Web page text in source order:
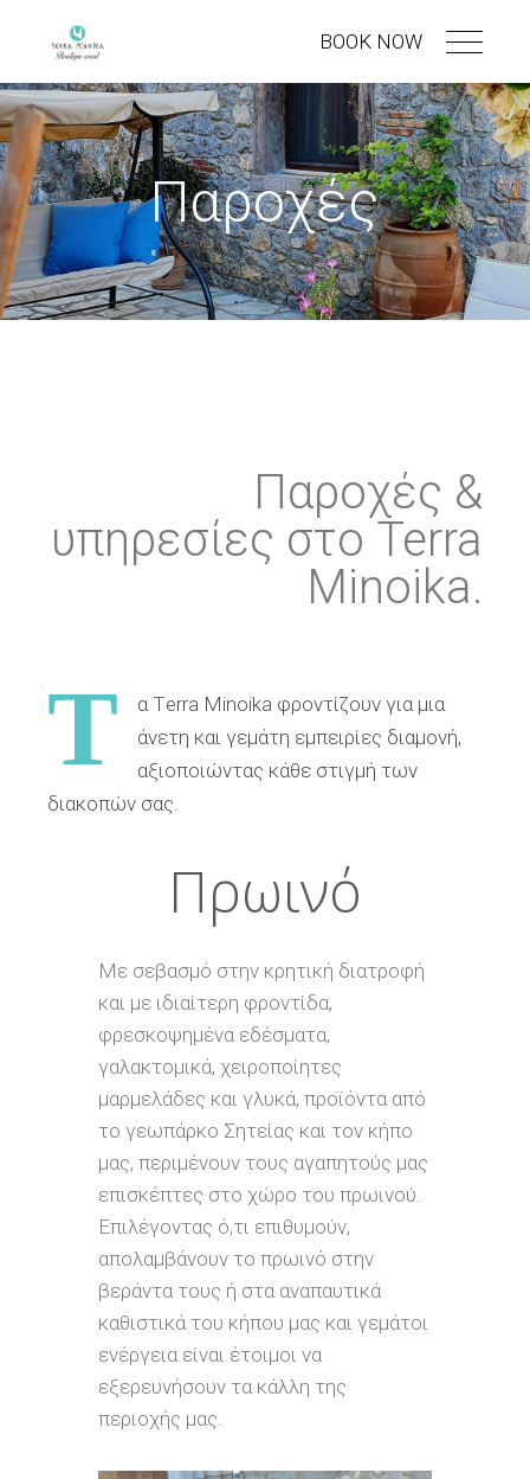
BOOK NOW
Παροχές
Παροχές &
υπηρεσίες στο Terra
Minoika.
Τ
α Τerra Minoika φροντίζουν για μια
άνετη και γεμάτη εμπειρίες διαμονή,
αξιοποιώντας κάθε στιγμή των
διακοπών σας.
Πρωινό
Με σεβασμό στην κρητική διατροφή
και με ιδιαίτερη φροντίδα,
φρεσκοψημένα εδέσματα,
γαλακτομικά, χειροποίητες
μαρμελάδες και γλυκά, προϊόντα από
το γεωπάρκο Σητείας και τον κήπο
μας, περιμένουν τους αγαπητούς μας
επισκέπτες στο χώρο του πρωινού.
Επιλέγοντας ό,τι επιθυμούν,
απολαμβάνουν το πρωινό στην
βεράντα τους ή στα αναπαυτικά
καθιστικά του κήπου μας και γεμάτοι
ενέργεια είναι έτοιμοι να
εξερευνήσουν τα κάλλη της
περιοχής μας.